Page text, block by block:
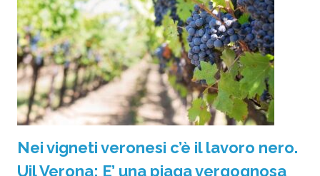
Nei vigneti veronesi c’è il lavoro nero.
Uil Verona: E’ una piaga vergognosa